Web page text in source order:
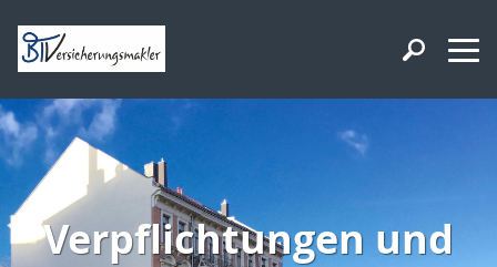
Verpflichtungen und